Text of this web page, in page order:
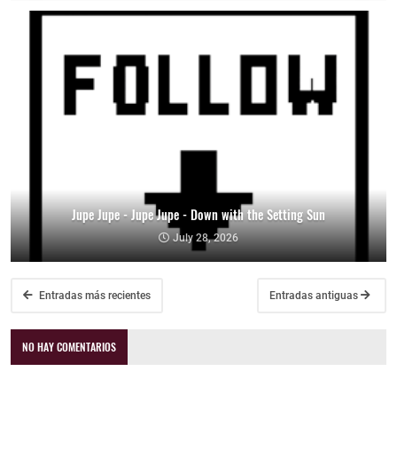
Jupe Jupe - Jupe Jupe - Down with the Setting Sun
July 28, 2026
Entradas más recientes Entradas antiguas
NO HAY COMENTARIOS